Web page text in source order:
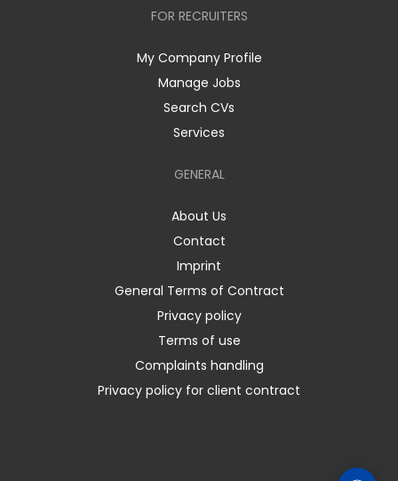
FOR RECRUITERS
My Company Profile
Manage Jobs
Search CVs
Services
GENERAL
About Us
Contact
Imprint
General Terms of Contract
Privacy policy
Terms of use
Complaints handling
Privacy policy for client contract